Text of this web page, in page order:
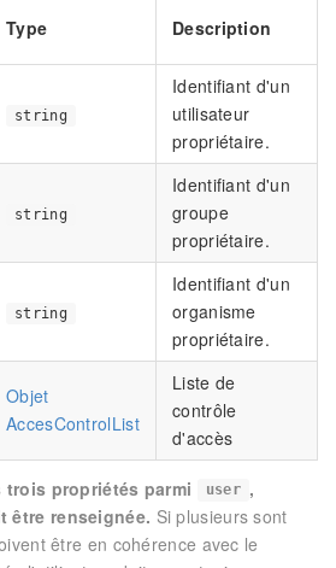
Type Description
string
Identifiant d'un
utilisateur
propriétaire.
string
Identifiant d'un
groupe
propriétaire.
string
Identifiant d'un
organisme
propriétaire.
Objet
AccesControlList
Liste de
contrôle
d'accès
propriétés parmi user ,
être renseignée. Si plusieurs sont
être en cohérence avec le